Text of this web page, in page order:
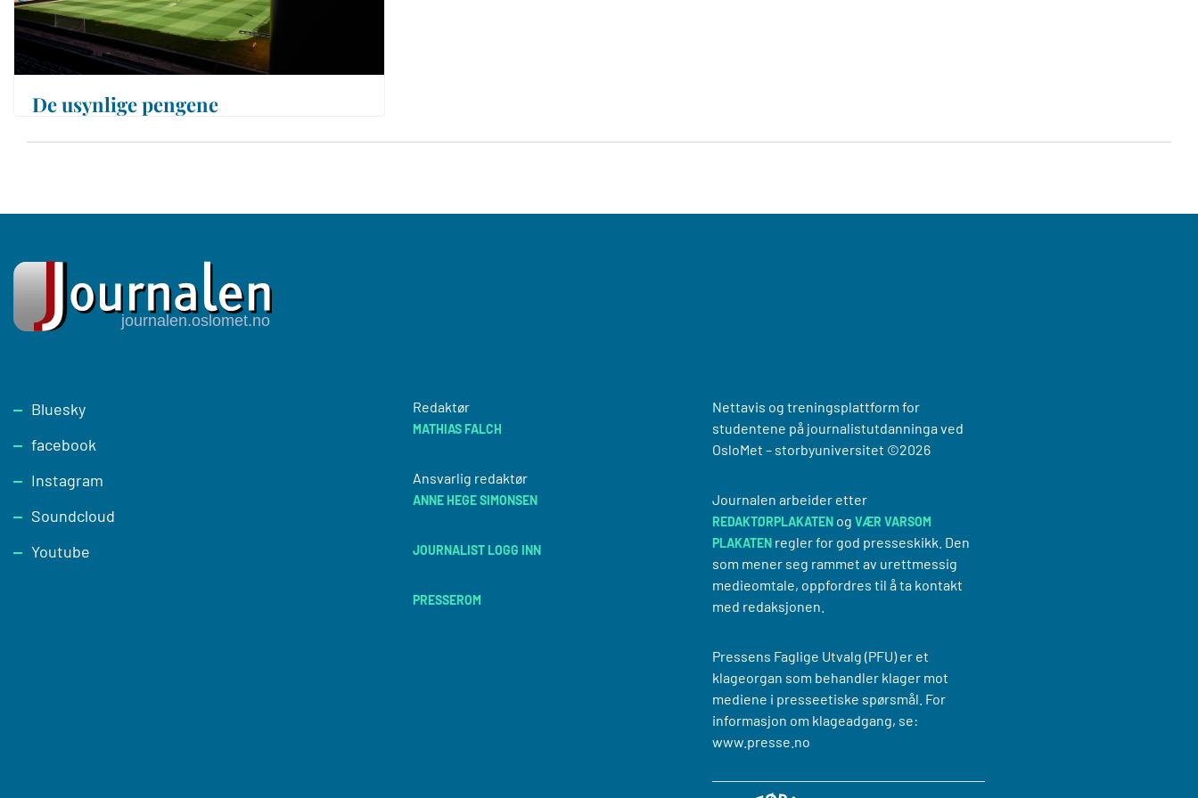
De usynlige pengene
Footer
Bluesky
facebook
Instagram
Soundcloud
Youtube
Redaktør
MATHIAS FALCH
Ansvarlig redaktør
ANNE HEGE SIMONSEN
JOURNALIST LOGG INN
PRESSEROM
Nettavis og treningsplattform for
studentene på journalistutdanninga ved
OsloMet – storbyuniversitet ©2026
Journalen arbeider etter
REDAKTØRPLAKATENog VÆR VARSOM
PLAKATENregler for god presseskikk. Den
som mener seg rammet av urettmessig
medieomtale, oppfordres til å ta kontakt
med redaksjonen.
Pressens Faglige Utvalg (PFU) er et
klageorgan som behandler klager mot
mediene i presseetiske spørsmål. For
informasjon om klageadgang, se:
www.presse.no